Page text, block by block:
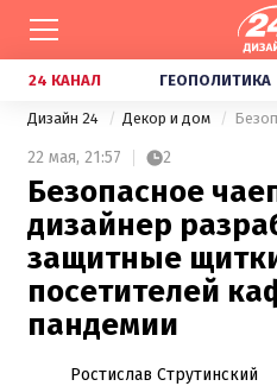
24 КАНАЛ ГЕОПОЛИТИКА
Дизайн 24 Декор и дом
22 мая, 21:57 2
Безопасное
дизайнер
защитные
посетителей
пандемии
Ростислав Струтинский